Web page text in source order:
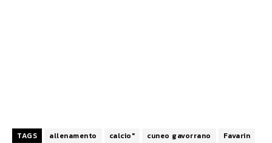
TAGS allenamento calcio" cuneo gavorrano
Favarin